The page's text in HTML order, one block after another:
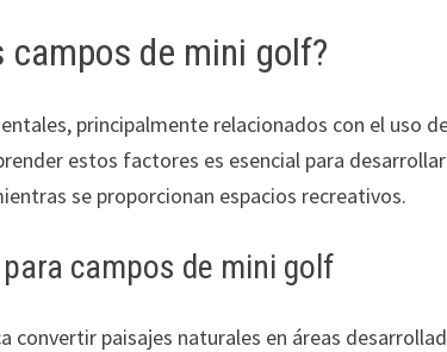
de mini golf?
principalmente relacionados con el uso
estos factores es esencial para desarrollar
se proporcionan espacios recreativos.
campos de mini golf
convertir paisajes naturales en áreas